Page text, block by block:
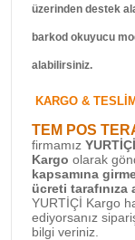
üzerinden destek
barkod okuyucu
alabilirsiniz.
KARGO &
TEM POS
firmamız
Kargo olarak
kapsamına
ücreti tarafınıza
YURTİÇİ Kargo
ediyorsanız
bilgi veriniz.